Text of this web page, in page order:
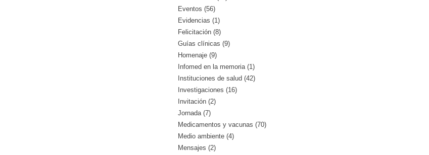
Eventos (56)
Evidencias (1)
Felicitación (8)
Guías clínicas (9)
Homenaje (9)
Infomed en la memoria (1)
Instituciones de salud (42)
Investigaciones (16)
Invitación (2)
Jornada (7)
Medicamentos y vacunas (70)
Medio ambiente (4)
Mensajes (2)